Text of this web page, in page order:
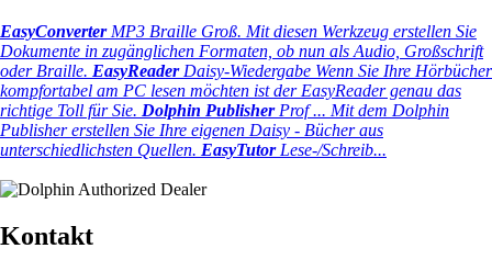
EasyConverterMP3 Braille Groß. Mit diesen Werkzeug erstellen Sie
Dokumente in zugänglichen Formaten, ob nun als Audio, Großschrift
oder Braille. EasyReaderDaisy-Wiedergabe Wenn Sie Ihre Hörbücher
kompfortabel am PC lesen möchten ist der EasyReader genau das
richtige Toll für Sie. Dolphin PublisherProf ... Mit dem Dolphin
Publisher erstellen Sie Ihre eigenen Daisy - Bücher aus
unterschiedlichsten Quellen. EasyTutorLese-/Schreib...
Kontakt